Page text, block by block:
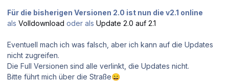
Für die bisherigen Versionen 2.0 ist nun die v2.1 online
als Volldownload oder als Update 2.0 auf 2.1
Eventuell mach ich was falsch, aber ich kann auf die Updates
nicht zugreifen.
Die Full Versionen sind alle verlinkt, die Updates nicht.
Bitte führt mich über die Straße😄